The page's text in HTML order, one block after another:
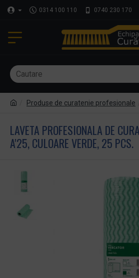
0314 100 110 0740 230 170
Produse de curatenie profesionale
LAVETA PROFESIONALA DE
A'25, CULOARE VERDE, 25 PCS.